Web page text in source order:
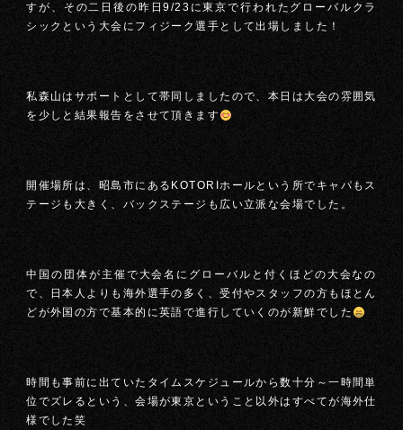
すが、その二日後の昨日9/23に東京で行われたグローバルクラ
シックという大会にフィジーク選手として出場しました！
私森山はサポートとして帯同しましたので、本日は大会の雰囲気
を少しと結果報告をさせて頂きます
開催場所は、昭島市にあるKOTORIホールという所でキャパもス
テージも大きく、バックステージも広い立派な会場でした。
中国の団体が主催で大会名にグローバルと付くほどの大会なの
で、日本人よりも海外選手の多く、受付やスタッフの方もほとん
どが外国の方で基本的に英語で進行していくのが新鮮でした
時間も事前に出ていたタイムスケジュールから数十分～一時間単
位でズレるという、会場が東京ということ以外はすべてが海外仕
様でした笑